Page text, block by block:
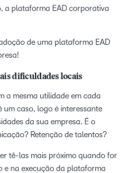
a plataforma EAD corporativa
de uma plataforma EAD
dificuldades locais
a mesma utilidade em cada
um caso, logo é interessante
da sua empresa. É o
Retenção de talentos?
tê-las mais próximo quando for
e na execução da plataforma